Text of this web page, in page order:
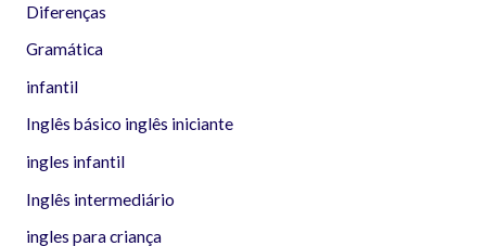
Diferenças
Gramática
infantil
Inglês básico inglês iniciante
ingles infantil
Inglês intermediário
ingles para criança